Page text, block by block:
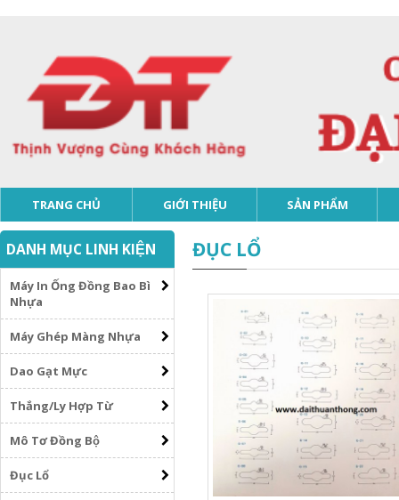
TRANG CHỦ GIỚI THIỆU SẢN PHẨM
DANH MỤC LINH KIỆN
Máy In Ống Đồng Bao Bì
Nhựa
Máy Ghép Màng Nhựa
Dao Gạt Mực
Thắng/Ly Hợp Từ
Mô Tơ Đồng Bộ
Đục Lổ
ĐỤC LỔ